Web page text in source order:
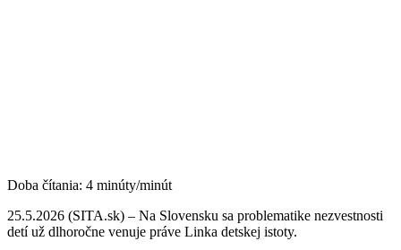
Doba čítania: 4 minúty/minút
25.5.2026 (SITA.sk) – Na Slovensku sa problematike nezvestnosti
detí už dlhoročne venuje práve Linka detskej istoty.